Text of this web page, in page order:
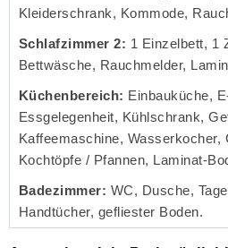
Kleiderschrank, Kommode,
Schlafzimmer 2: 1 Einzelbett, 1
Bettwäsche, Rauchmelder,
Küchenbereich: Einbauküche,
Essgelegenheit, Kühlschrank,
Kaffeemaschine, Wasserkocher,
Kochtöpfe / Pfannen, Laminat-
Badezimmer: WC, Dusche,
Handtücher, gefliester Boden.